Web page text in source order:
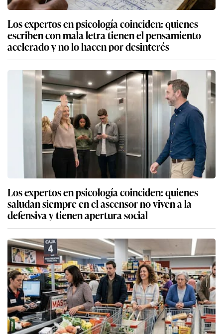
Los expertos en psicología coinciden: quienes
escriben con mala letra tienen el pensamiento
acelerado y no lo hacen por desinterés
Los expertos en psicología coinciden: quienes
saludan siempre en el ascensor no viven a la
defensiva y tienen apertura social